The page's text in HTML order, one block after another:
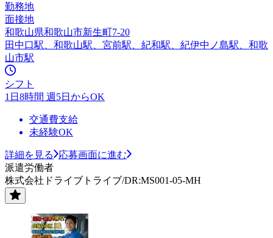
勤務地
面接地
和歌山県和歌山市新生町7-20
田中口駅、和歌山駅、宮前駅、紀和駅、紀伊中ノ島駅、和歌
山市駅
シフト
1日8時間 週5日からOK
交通費支給
未経験OK
詳細を見る
応募画面に進む
派遣労働者
株式会社ドライブトライブ/DR:MS001-05-MH